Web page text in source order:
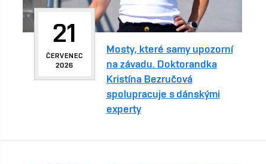
21
ČERVENEC
2026
Mosty, které samy upozorní
na závadu. Doktorandka
Kristína Bezručová
spolupracuje s dánskými
experty